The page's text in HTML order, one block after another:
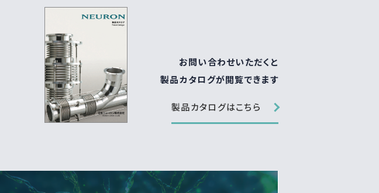
お問い合わせいただくと
製品カタログが閲覧できます
製品カタログはこちら